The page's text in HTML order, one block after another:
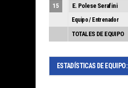
15 E. Polese Serafini
Equipo / Entrenador
TOTALES DE EQUIPO
ESTADÍSTICAS DE EQUIPO: